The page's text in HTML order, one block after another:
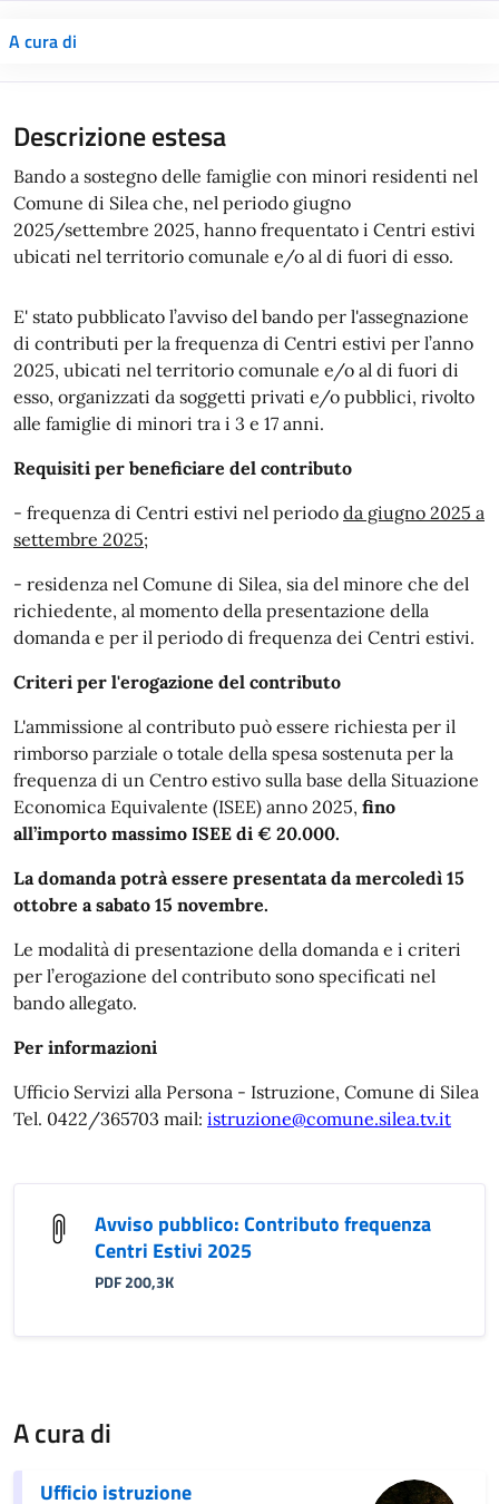
A cura di
Descrizione estesa
Bando a sostegno delle famiglie con minori residenti nel
Comune di Silea che, nel periodo giugno
2025/settembre 2025, hanno frequentato i Centri estivi
ubicati nel territorio comunale e/o al di fuori di esso.
E' stato pubblicato l’avviso del bando per l'assegnazione
di contributi per la frequenza di Centri estivi per l’anno
2025, ubicati nel territorio comunale e/o al di fuori di
esso, organizzati da soggetti privati e/o pubblici, rivolto
alle famiglie di minori tra i 3 e 17 anni.
Requisiti per beneficiare del contributo
- frequenza di Centri estivi nel periodo da giugno 2025 a
settembre 2025;
- residenza nel Comune di Silea, sia del minore che del
richiedente, al momento della presentazione della
domanda e per il periodo di frequenza dei Centri estivi.
Criteri per l'erogazione del contributo
L'ammissione al contributo può essere richiesta per il
rimborso parziale o totale della spesa sostenuta per la
frequenza di un Centro estivo sulla base della Situazione
Economica Equivalente (ISEE) anno 2025, fino
all’importo massimo ISEE di € 20.000.
La domanda potrà essere presentata da mercoledì 15
ottobre a sabato 15 novembre.
Le modalità di presentazione della domanda e i criteri
per l’erogazione del contributo sono specificati nel
bando allegato.
Per informazioni
Ufficio Servizi alla Persona - Istruzione, Comune di Silea
Tel. 0422/365703 mail: istruzione@comune.silea.tv.it
Avviso pubblico: Contributo frequenza
Centri Estivi 2025
PDF 200,3K
A cura di
Ufficio istruzione